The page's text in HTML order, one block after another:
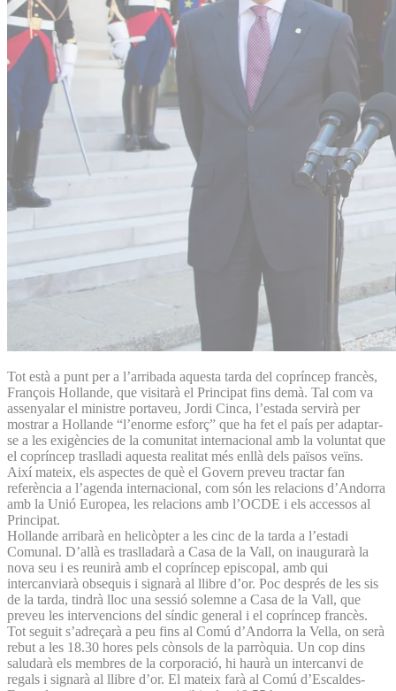
Tot està a punt per a l’arribada aquesta tarda del copríncep francès,
François Hollande, que visitarà el Principat fins demà. Tal com va
assenyalar el ministre portaveu, Jordi Cinca, l’estada servirà per
mostrar a Hollande “l’enorme esforç” que ha fet el país per adaptar-
se a les exigències de la comunitat internacional amb la voluntat que
el copríncep traslladi aquesta realitat més enllà dels països veïns.
Així mateix, els aspectes de què el Govern preveu tractar fan
referència a l’agenda internacional, com són les relacions d’Andorra
amb la Unió Europea, les relacions amb l’OCDE i els accessos al
Principat.
Hollande arribarà en helicòpter a les cinc de la tarda a l’estadi
Comunal. D’allà es traslladarà a Casa de la Vall, on inaugurarà la
nova seu i es reunirà amb el copríncep episcopal, amb qui
intercanviarà obsequis i signarà al llibre d’or. Poc després de les sis
de la tarda, tindrà lloc una sessió solemne a Casa de la Vall, que
preveu les intervencions del síndic general i el copríncep francès.
Tot seguit s’adreçarà a peu fins al Comú d’Andorra la Vella, on serà
rebut a les 18.30 hores pels cònsols de la parròquia. Un cop dins
saludarà els membres de la corporació, hi haurà un intercanvi de
regals i signarà al llibre d’or. El mateix farà al Comú d’Escaldes-